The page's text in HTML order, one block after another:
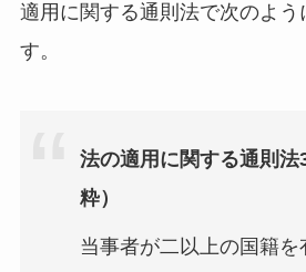
適用に関する通則法で次のよう
す。
法の適用に関する通則法
粋）
当事者が二以上の国籍を